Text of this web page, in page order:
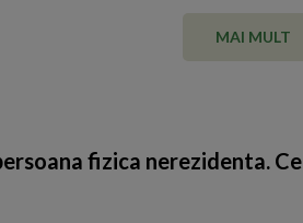
MAI MULT
fizica nerezidenta. Ce